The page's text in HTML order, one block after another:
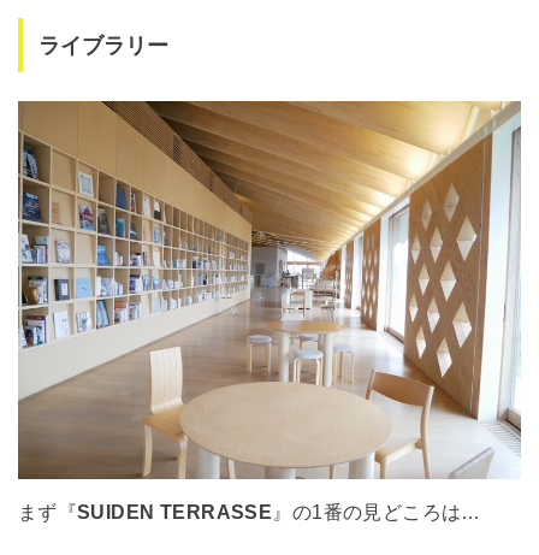
ライブラリー
まず『SUIDEN TERRASSE 』の1番の見どころは…